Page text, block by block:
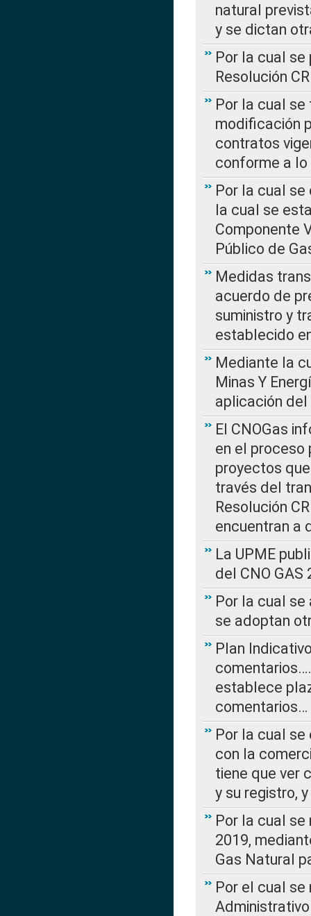
natural
y se dictan
Por la cual
Resolución
Por la cual
modificación
contratos
conforme a lo
Por la cual se
la cual se
Componente
Público de
Medidas
acuerdo de
suministro y
establecido
Mediante la
Minas Y
aplicación
El CNOGas
en el proceso
proyectos
través del
Resolución
encuentran a
La UPME
del CNO
Por la cual
se adoptan
Plan
establece
comentarios…
Por la cual
con la
tiene que ver
y su registro,
Por la cual
2019,
Gas Natural
Por el cual